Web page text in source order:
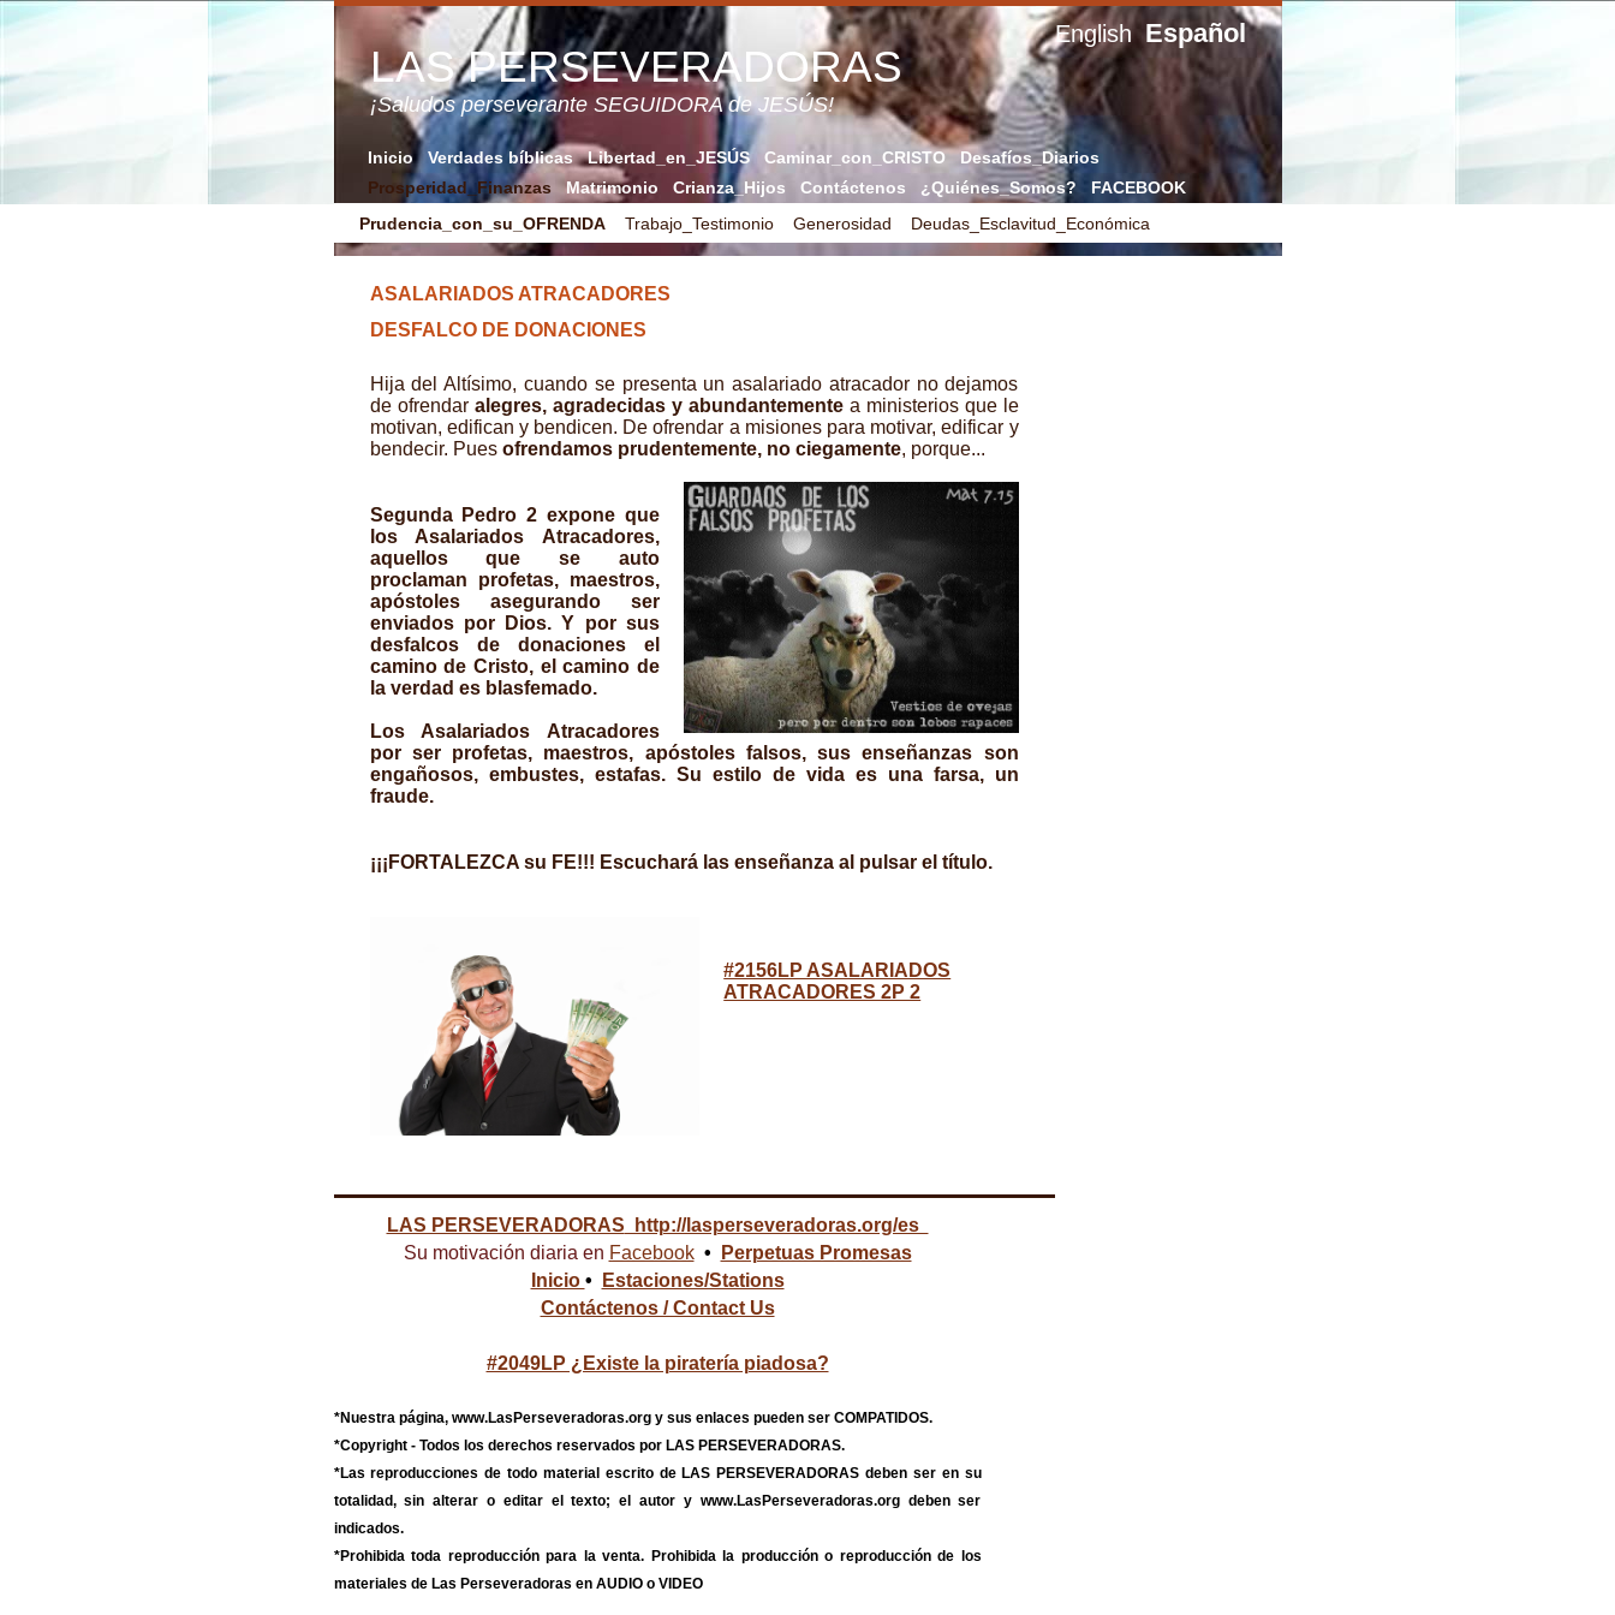
LAS PERSEVERADORAS
¡Saludos perseverante SEGUIDORA de JESÚS!
English Español
Inicio Verdades bíblicas Libertad_en_JESÚS Caminar_con_CRISTO
Desafíos_Diarios
Prosperidad_Finanzas
Matrimonio Crianza_Hijos Contáctenos ¿Quiénes_Somos?
FACEBOOK
Prudencia_con_su_OFRENDA
Trabajo_Testimonio Generosidad Deudas_Esclavitud_Económica
ASALARIADOS ATRACADORES
DESFALCO DE DONACIONES
Hija del Altísimo, cuando se presenta un asalariado atracador no dejamos
de ofrendar alegres, agradecidas y abundantemente a ministerios que le
motivan, edifican y bendicen. De ofrendar a misiones para motivar, edificar y
bendecir. Pues ofrendamos prudentemente, no ciegamente, porque...
Segunda Pedro 2 expone que
los Asalariados Atracadores,
aquellos que se auto
proclaman profetas, maestros,
apóstoles asegurando ser
enviados por Dios. Y por sus
desfalcos de donacionesel
camino de Cristo, el camino de
la verdad es blasfemado.
Los Asalariados Atracadores
por ser profetas, maestros, apóstoles falsos, sus enseñanzas son
engañosos, embustes, estafas. Su estilo de vida es una farsa, un
fraude.
¡¡¡FORTALEZCA su FE!!! Escuchará las enseñanza al pulsar el título.
#2156LP ASALARIADOS
ATRACADORES 2P 2
LAS PERSEVERADORAS http://lasperseveradoras.org/es
Su motivación diaria en Facebook•
Perpetuas Promesas
Inicio •
Estaciones/Stations
Contáctenos / Contact Us
#2049LP ¿Existe la piratería piadosa?
*Nuestra página, www.LasPerseveradoras.org y sus enlaces pueden ser COMPATIDOS.
*Copyright - Todos los derechos reservados por LAS PERSEVERADORAS.
*Las reproducciones de todo material escrito de LAS PERSEVERADORAS deben ser en su
totalidad, sin alterar o editar el texto; el autor y www.LasPerseveradoras.org deben ser
indicados.
*Prohibida toda reproducción para la venta. Prohibida la producción o reproducción de los
materiales de Las Perseveradoras en AUDIO o VIDEO